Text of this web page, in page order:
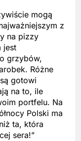
mogą
z
na pizzy
jest
grzybów,
Różne
gotowi
na to, ile
portfelu. Na
Polski ma
ta, która
sera!”